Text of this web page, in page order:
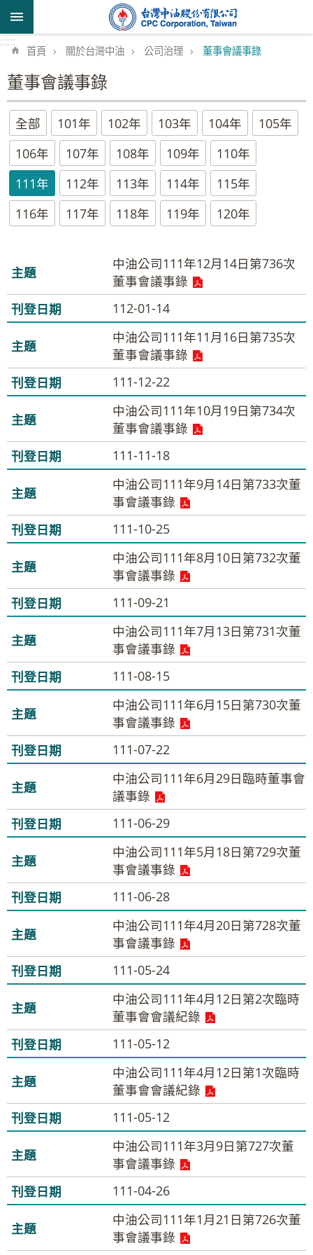
跳到主要內容區塊
::::::
首頁 關於台灣中油 公司治理 董事會議事錄
董事會議事錄
全部 101年 102年 103年 104年
105年
106年
107年 108年 109年
110年
111年
112年 113年 114年
115年
116年
117年 118年 119年 120年
中油公司111年12月14日第736次
董事會議事錄
112-01-14
中油公司111年11月16日第735次
董事會議事錄
111-12-22
中油公司111年10月19日第734次
董事會議事錄
111-11-18
中油公司111年9月14日第733次董
事會議事錄
111-10-25
中油公司111年8月10日第732次董
事會議事錄
111-09-21
中油公司111年7月13日第731次董
事會議事錄
111-08-15
中油公司111年6月15日第730次董
事會議事錄
111-07-22
中油公司111年6月29日臨時董事會
議事錄
111-06-29
中油公司111年5月18日第729次董
事會議事錄
111-06-28
中油公司111年4月20日第728次董
事會議事錄
111-05-24
中油公司111年4月12日第2次臨時
董事會會議紀錄
111-05-12
中油公司111年4月12日第1次臨時
董事會會議紀錄
111-05-12
中油公司111年3月9日第727次董
事會議事錄
111-04-26
中油公司111年1月21日第726次董
事會議事錄